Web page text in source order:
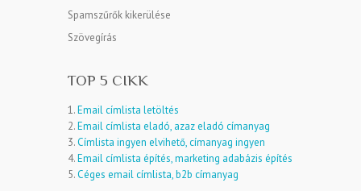
Spamszűrők kikerülése
Szövegírás
TOP 5 CIKK
1.Email címlista letöltés
2.Email címlista eladó, azaz eladó címanyag
3.Címlista ingyen elvihető, címanyag ingyen
4.Email címlista építés, marketing adabázis építés
5.Céges email címlista, b2b címanyag